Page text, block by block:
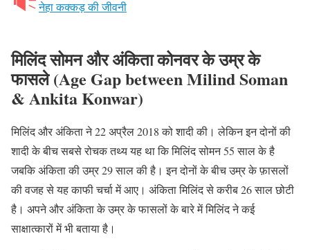
नेहा कक्कड़ की जीवनी
मिलिंद सोमन और अंकिता कोनवर के उम्र के
फासले (Age Gap between Milind Soman
& Ankita Konwar)
मिलिंद और अंकिता ने 22 अप्रैल 2018 को शादी की। लेकिन इन दोनों की
शादी के बीच सबसे रोचक तथ्य यह था कि मिलिंद सोमन 55 साल के है
जबकि अंकिता की उम्र 29 साल की है। इन दोनों के बीच उम्र के फ़ासलों
की वजह से यह काफी चर्चा में आए। अंकिता मिलिंद से करीब 26 साल छोटी
है। अपने और अंकिता के उम्र के फासलों के बारे में मिलिंद ने कई
साक्षात्कारों में भी बताया है।